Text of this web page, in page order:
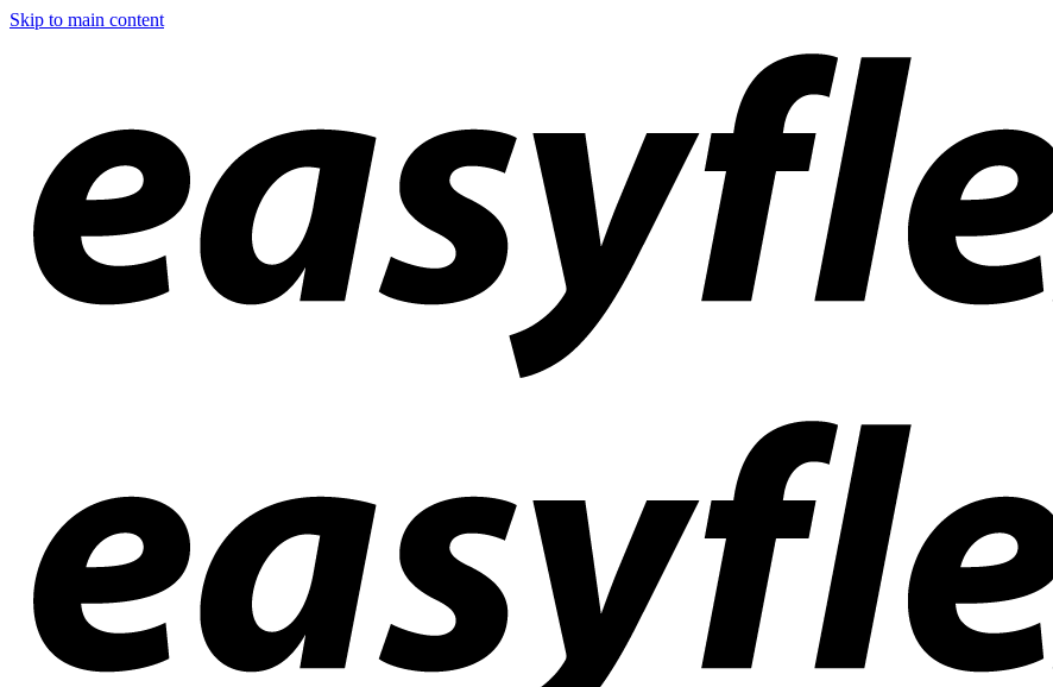
Skip to main content